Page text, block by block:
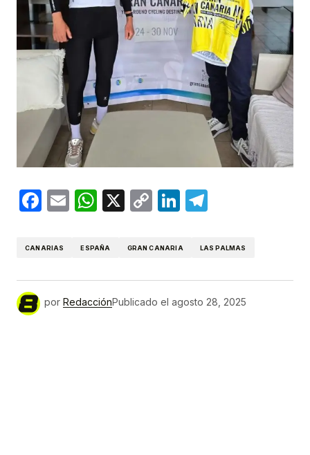
Facebook
EmailWhatsApp
X
CopyLinkedIn
CANARIAS ESPAÑA GRAN CANARIA LAS PALMAS
por RedacciónPublicado el agosto 28, 2025